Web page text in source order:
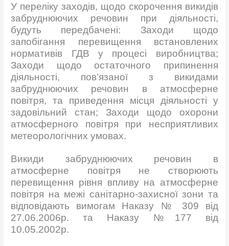
У переліку заходів, щодо скорочення викидів
забруднюючих речовин при діяльності,
будуть передбачені: Заходи щодо
запобігання перевищення встановлених
нормативів ГДВ у процесі виробництва;
Заходи щодо остаточного припинення
діяльності, пов’язаної з викидами
забруднюючих речовин в атмосферне
повітря, та приведення місця діяльності у
задовільний стан; Заходи щодо охорони
атмосферного повітря при несприятливих
метеорологічних умовах.
Викиди забруднюючих речовин в
атмосферне повітря не створюють
перевищення рівня впливу на атмосферне
повітря на межі санітарно-захисної зони та
відповідають вимогам Наказу № 309 від
27.06.2006р. та Наказу №177 від
10.05.2002р.